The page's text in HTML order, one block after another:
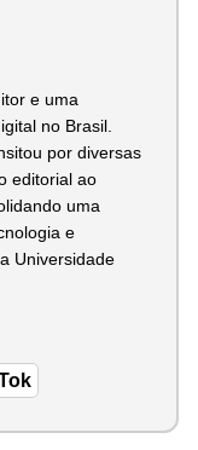
e uma
no Brasil.
por diversas
editorial ao
uma
e
Universidade